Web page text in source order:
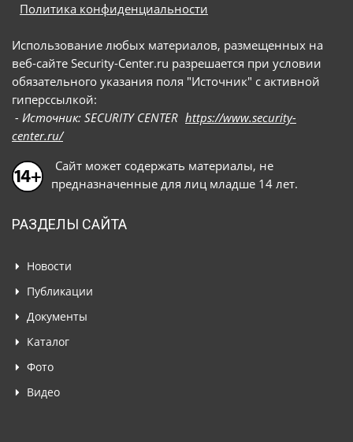
Политика конфиденциальности
Использование любых материалов, размещенных на
веб-сайте Security-Center.ru разрешается при условии
обязательного указания поля "Источник" с активной
гиперссылкой:
- Источник: SECURITY CENTER https://www.security-
center.ru/
Сайт может содержать материалы, не
предназначенные для лиц младше 14 лет.
РАЗДЕЛЫ САЙТА
Новости
Публикации
Документы
Каталог
Фото
Видео